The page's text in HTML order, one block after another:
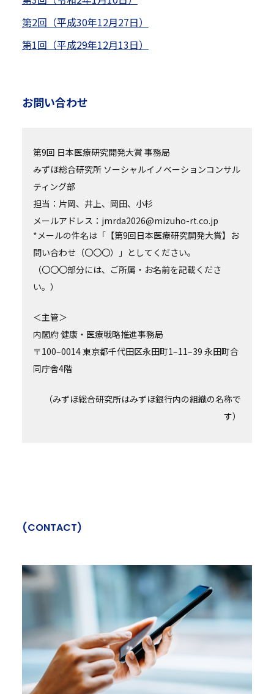
第2回（平成30年12月27日）
第1回（平成29年12月13日）
お問い合わせ
第9回 日本医療研究開発大賞 事務局
みずほ総合研究所 ソーシャルイノベーションコンサル
ティング部
担当：片岡、井上、岡田、小杉
メールアドレス：jmrda2026@mizuho-rt.co.jp
*メールの件名は「【第9回日本医療研究開発大賞】お
問い合わせ（〇〇〇）」としてください。
（〇〇〇部分には、ご所属・お名前を記載くださ
い。）
＜主管＞
内閣府 健康・医療戦略推進事務局
〒100–0014 東京都千代田区永田町1–11–39 永田町合
同庁舎4階
（みずほ総合研究所はみずほ銀行内の組織の名称で
す）
(CONTACT)